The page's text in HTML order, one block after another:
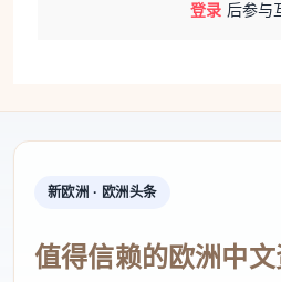
名，行激进强军扩武之实的思
登录 后参与
新欧洲 · 欧洲头条
值得信赖的欧洲中文